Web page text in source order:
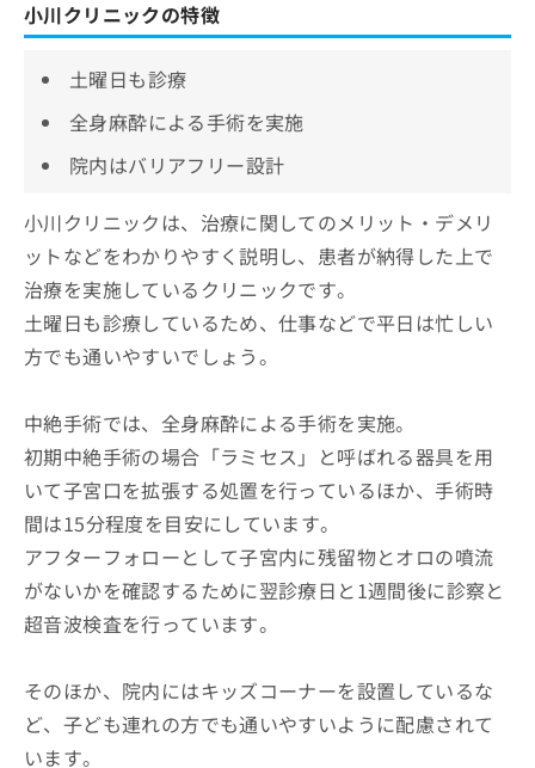
小川クリニックの特徴
土曜日も診療
全身麻酔による手術を実施
院内はバリアフリー設計
小川クリニックは、治療に関してのメリット・デメリ
ットなどをわかりやすく説明し、患者が納得した上で
治療を実施しているクリニックです。
土曜日も診療しているため、仕事などで平日は忙しい
方でも通いやすいでしょう。
中絶手術では、全身麻酔による手術を実施。
初期中絶手術の場合「ラミセス」と呼ばれる器具を用
いて子宮口を拡張する処置を行っているほか、手術時
間は15分程度を目安にしています。
アフターフォローとして子宮内に残留物とオロの噴流
がないかを確認するために翌診療日と1週間後に診察と
超音波検査を行っています。
そのほか、院内にはキッズコーナーを設置しているな
ど、子ども連れの方でも通いやすいように配慮されて
います。